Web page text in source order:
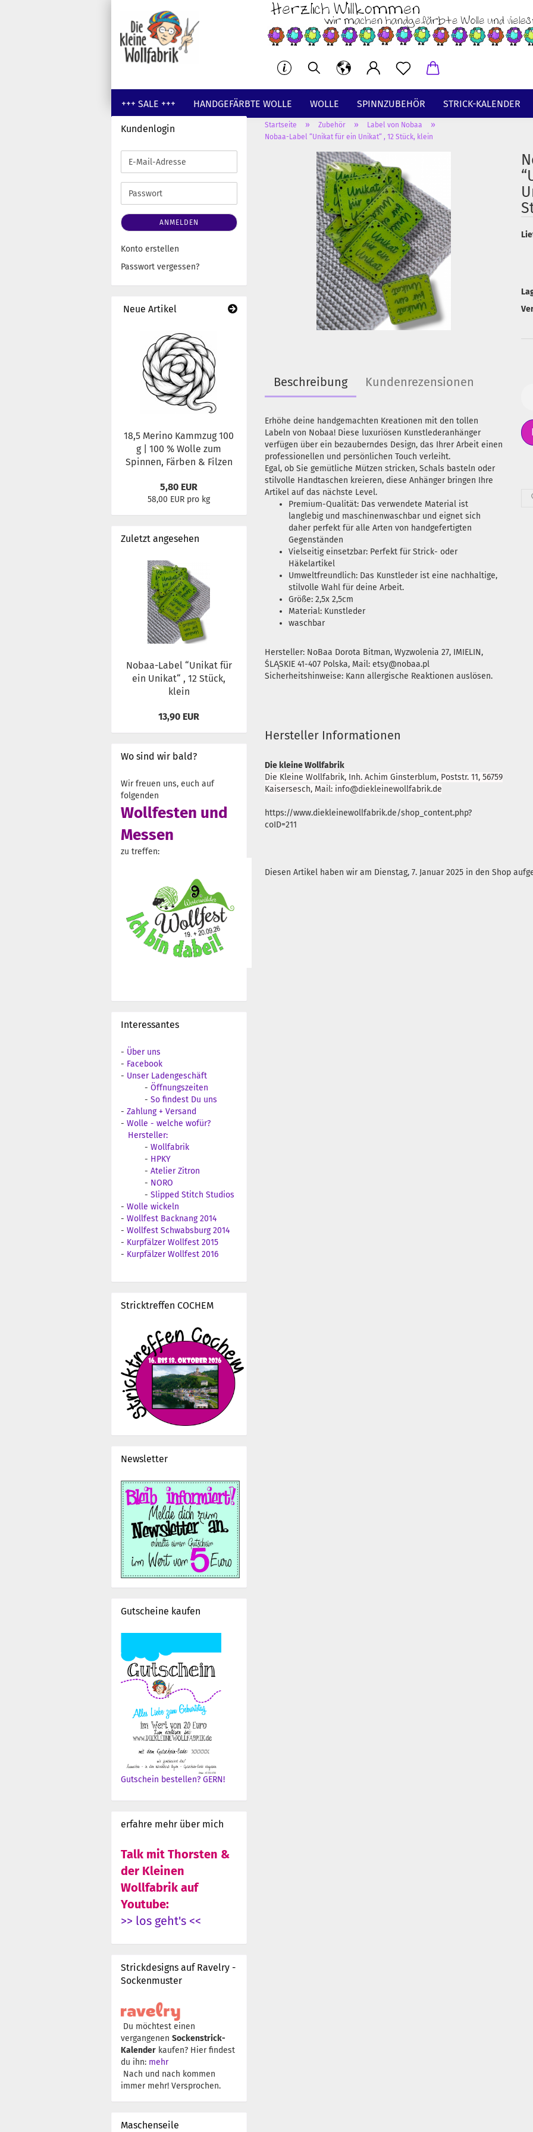
+++ SALE +++ HANDGEFÄRBTE WOLLE WOLLE SPINNZUBEHÖR STRICK-KALENDER
GUTSCHEINE WOLLE UNGEFÄRBT
Startseite » Zubehör » Label von Nobaa »
Nobaa-Label “Unikat für ein Unikat“ , 12 Stück, klein
Beschreibung Kundenrezensionen
Erhöhe deine handgemachten Kreationen mit den tollen
Labeln von Nobaa! Diese luxuriösen Kunstlederanhänger
verfügen über ein bezauberndes Design, das Ihrer Arbeit einen
professionellen und persönlichen Touch verleiht.
Egal, ob Sie gemütliche Mützen stricken, Schals basteln oder
stilvolle Handtaschen kreieren, diese Anhänger bringen Ihre
Artikel auf das nächste Level.
Premium-Qualität: Das verwendete Material ist
langlebig und maschinenwaschbar und eignet sich
daher perfekt für alle Arten von handgefertigten
Gegenständen
Vielseitig einsetzbar: Perfekt für Strick- oder
Häkelartikel
Umweltfreundlich: Das Kunstleder ist eine nachhaltige,
stilvolle Wahl für deine Arbeit.
Größe: 2,5x 2,5cm
Material: Kunstleder
waschbar
Hersteller: NoBaa Dorota Bitman, Wyzwolenia 27, IMIELIN,
ŚLĄSKIE 41-407 Polska, Mail: etsy@nobaa.pl
Sicherheitshinweise: Kann allergische Reaktionen auslösen.
Hersteller Informationen
Die kleine Wollfabrik
Die Kleine Wollfabrik, Inh. Achim Ginsterblum, Poststr. 11, 56759
Kaisersesch, Mail: info@diekleinewollfabrik.de
https://www.diekleinewollfabrik.de/shop_content.php?
coID=211
Diesen Artikel haben wir am Dienstag, 7. Januar 2025 in den Shop
Kundenlogin
E-
Mail-
Adresse
Passwort
ANMELDEN
Konto erstellen
Passwort vergessen?
Neue Artikel
18,5 Merino Kammzug 100
g | 100 % Wolle zum
Spinnen, Färben & Filzen
5,80 EUR
58,00 EUR pro kg
Zuletzt angesehen
Nobaa-Label “Unikat für
ein Unikat“ , 12 Stück,
klein
13,90 EUR
Wo sind wir bald?
Wir freuen uns, euch auf
folgenden
Wollfesten und
Messen
zu treffen:
Interessantes
- Über uns
- Facebook
- Unser Ladengeschäft
- Öffnungszeiten
- So findest Du uns
- Zahlung + Versand
- Wolle - welche wofür?
Hersteller:
- Wollfabrik
- HPKY
- Atelier Zitron
- NORO
- Slipped Stitch Studios
- Wolle wickeln
- Wollfest Backnang 2014
- Wollfest Schwabsburg 2014
- Kurpfälzer Wollfest 2015
- Kurpfälzer Wollfest 2016
Stricktreffen COCHEM
Newsletter
Gutscheine kaufen
Gutschein bestellen? GERN!
erfahre mehr über mich
Talk mit Thorsten &
der Kleinen
Wollfabrik auf
Youtube:
>> los geht's <<
Strickdesigns auf Ravelry -
Sockenmuster
Du möchtest einen
vergangenen Sockenstrick-
Kalender kaufen? Hier findest
du ihn: mehr
Nach und nach kommen
immer mehr! Versprochen.
Maschenseile